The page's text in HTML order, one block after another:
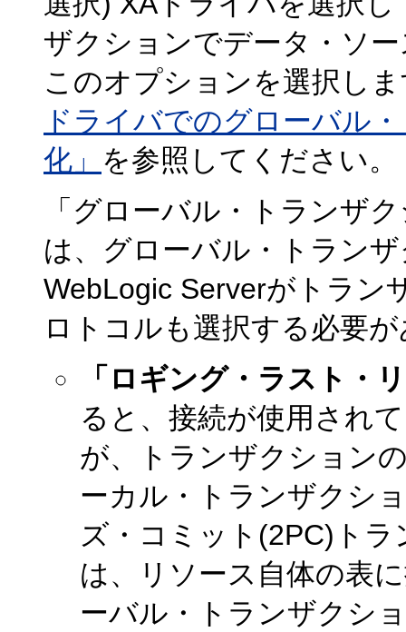
ザクションでデータ・ソ
このオプションを選択し
ドライバでのグローバル
化」 を参照してください。
「グローバル・トランザ
は、グローバル・トラン
WebLogic Serverがトラン
ロトコルも選択する必要
「ロギング・ラスト・
ると、接続が使用され
が、トランザクション
ーカル・トランザクシ
ズ・コミット(2PC)ト
は、リソース自体の表
ーバル・トランザクシ